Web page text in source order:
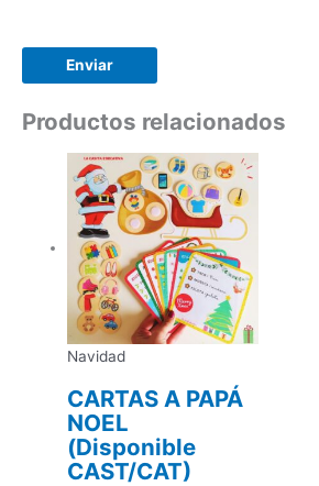
Productos relacionados
Navidad
CARTAS A PAPÁ
NOEL
(Disponible
CAST/CAT)